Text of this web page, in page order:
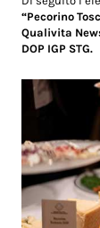
“Pecorino
Qualivita
DOP IGP STG.